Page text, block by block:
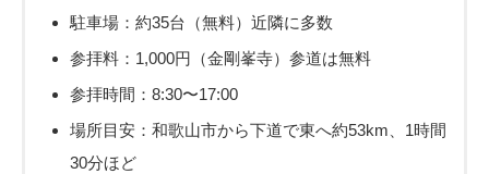
駐車場：約35台（無料）近隣に多数
参拝料：1,000円（金剛峯寺）参道は無料
参拝時間：8:30〜17:00
場所目安：和歌山市から下道で東へ約53km、1時間
30分ほど